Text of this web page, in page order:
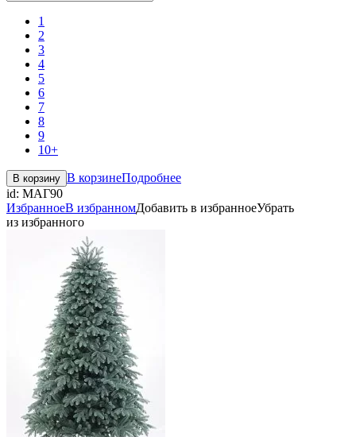
1
2
3
4
5
6
7
8
9
10+
В корзину В корзинеПодробнее
id: МАГ90
ИзбранноеВ избранномДобавить в избранноеУбрать
из избранного